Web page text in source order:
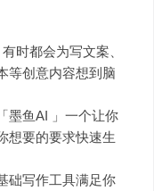
时都会为写文案、
等创意内容想到脑
墨鱼AI 」一个让你
想要的要求快速生
础写作工具满足你